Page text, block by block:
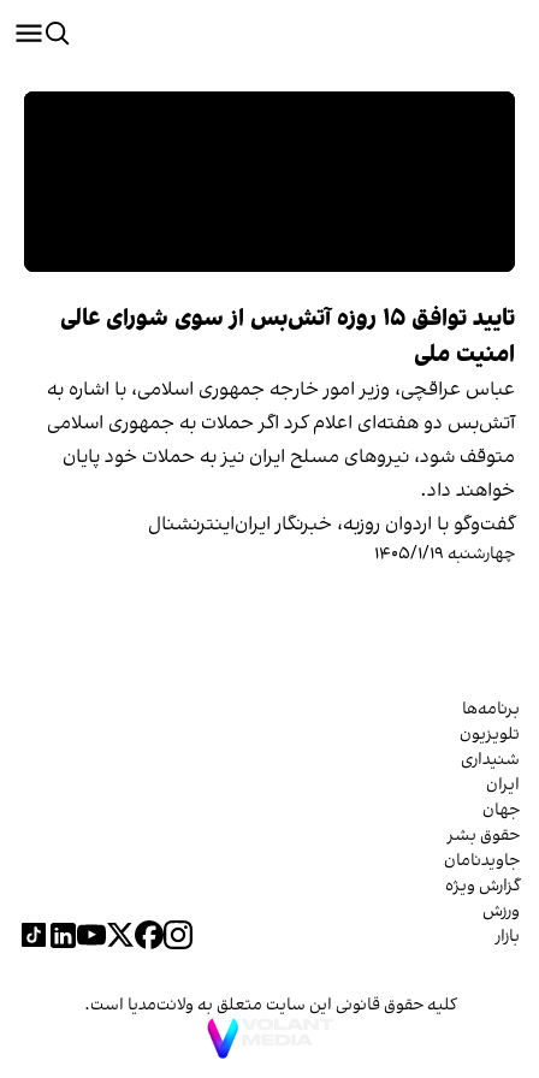
تایید توافق ۱۵ روزه آتش‌بس از سوی شورای عالی
امنیت ملی
عباس عراقچی، وزیر امور خارجه جمهوری اسلامی، با اشاره به
آتش‌بس دو هفته‌ای اعلام کرد اگر حملات به جمهوری اسلامی
متوقف شود، نیروهای مسلح ایران نیز به حملات خود پایان
خواهند داد.
گفت‌وگو با اردوان روزبه، خبرنگار ایران‌اینترنشنال
چهارشنبه ۱۴۰۵/۱/۱۹
برنامه‌ها
تلویزیون
شنیداری
ایران
جهان
حقوق بشر
جاویدنامان
گزارش ویژه
ورزش
بازار
کلیه حقوق قانونی این سایت متعلق به ولانت‌مدیا است.